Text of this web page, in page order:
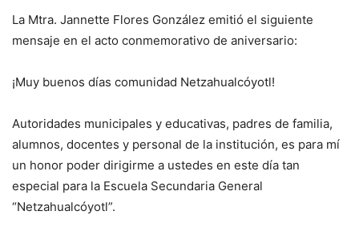
La Mtra. Jannette Flores González emitió el siguiente
mensaje en el acto conmemorativo de aniversario:
¡Muy buenos días comunidad Netzahualcóyotl!
Autoridades municipales y educativas, padres de familia,
alumnos, docentes y personal de la institución, es para mí
un honor poder dirigirme a ustedes en este día tan
especial para la Escuela Secundaria General
“Netzahualcóyotl”.